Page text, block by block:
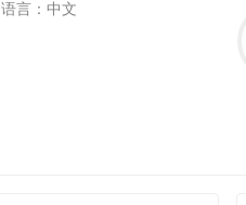
语言：中文